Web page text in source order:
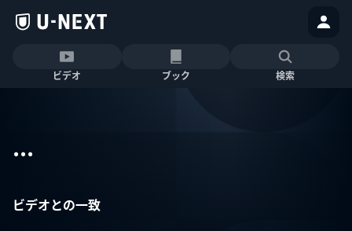
ビデオ ブック 検索
...
ビデオとの一致